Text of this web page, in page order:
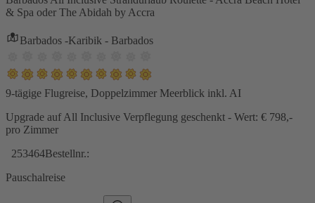
& Spa oder The Abidah by Accra
Barbados -Karibik - Barbados
9-tägige Flugreise, Doppelzimmer Meerblick inkl. AI
Upgrade auf All Inclusive Verpflegung geschenkt - Wert: € 798,-
pro Zimmer
253464Bestellnr.:
Pauschalreise